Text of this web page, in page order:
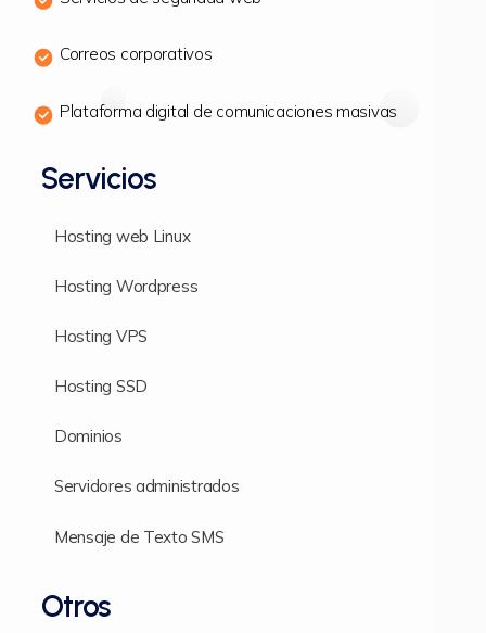
Correos corporativos
Plataforma digital de comunicaciones masivas
Servicios
Hosting web Linux
Hosting Wordpress
Hosting VPS
Hosting SSD
Dominios
Servidores administrados
Mensaje de Texto SMS
Otros